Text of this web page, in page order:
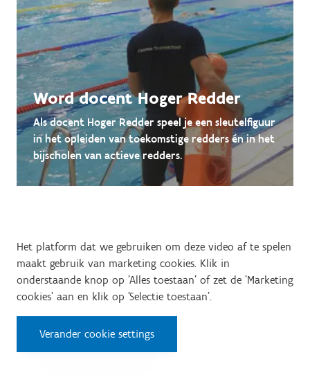
Word docent Hoger Redder
Als docent Hoger Redder speel je een sleutelfiguur
in het opleiden van toekomstige redders én in het
bijscholen van actieve redders.
Het platform dat we gebruiken om deze video af te spelen
maakt gebruik van marketing cookies. Klik in
onderstaande knop op 'Alles toestaan' of zet de 'Marketing
cookies' aan en klik op 'Selectie toestaan'.
Verander cookie settings